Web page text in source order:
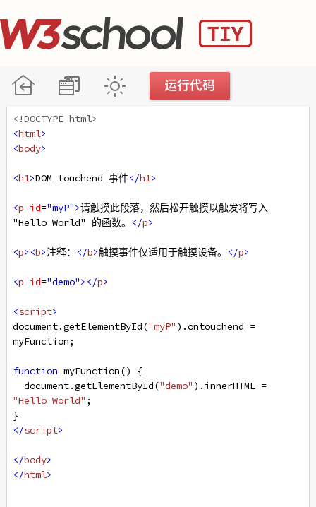
<!DOCTYPE html>
<html>
<body>
<h1>DOM touchend 事件</h1>
<p id="myP">请触摸此段落，然后松开触摸以触发将写入
"Hello World" 的函数。
</p>
<p><b>注释： </b>触摸事件仅适用于触摸设备。 </p>
<p id="demo"></p>
<script>
document.getElementById("myP" ).ontouchend =
myFunction;
function myFunction() {
document.getElementById("demo" ). innerHTML =
"Hello World" ;
}
</script>
</body>
</html>